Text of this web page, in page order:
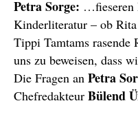
Petra Sorge: …fieseren
Kinderliteratur – ob
Tippi Tamtams
uns zu beweisen, dass
Die Fragen an Petra
Chefredakteur Bülend